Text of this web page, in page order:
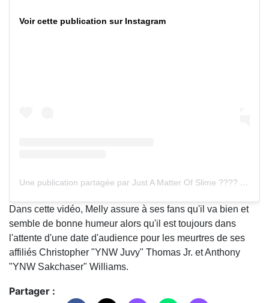
Voir cette publication sur Instagram
Une publication partagée par Just A Matter Of Slime ???? (@ynwmelly)
Dans cette vidéo, Melly assure à ses fans qu'il va bien et
semble de bonne humeur alors qu'il est toujours dans
l'attente d'une date d'audience pour les meurtres de ses
affiliés Christopher "YNW Juvy" Thomas Jr. et Anthony
"YNW Sakchaser" Williams.
Partager :